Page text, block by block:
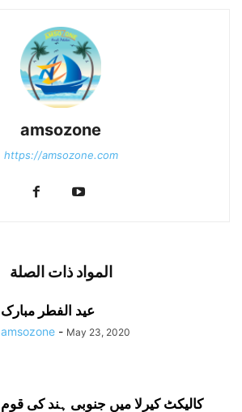
amsozone
https://amsozone.com
المواد ذات الصلة
عید الفطر مبارک
amsozone - May 23, 2020
کالیکٹ کیرلا میں جنوبی ہند کی قوم